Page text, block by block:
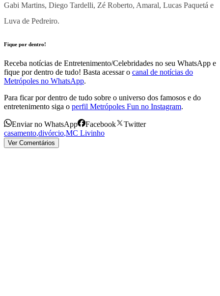
Gabi Martins, Diego Tardelli, Zé Roberto, Amaral, Lucas Paquetá e
Luva de Pedreiro.
Fique por dentro!
Receba notícias de Entretenimento/Celebridades no seu WhatsApp e
fique por dentro de tudo! Basta acessar o canal de notícias do
Metrópoles no WhatsApp.
Para ficar por dentro de tudo sobre o universo dos famosos e do
entretenimento siga o perfil Metrópoles Fun no Instagram.
Enviar no WhatsApp Facebook
Twitter
casamento,divórcio,MC Livinho
Ver Comentários